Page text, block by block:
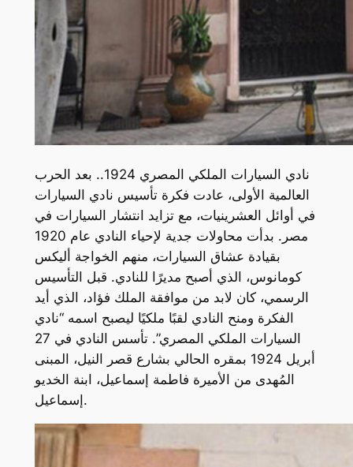
نادي السيارات الملكي المصري 1924.. بعد الحرب
العالمية الأولى، عادت فكرة تأسيس نادي السيارات
في أوائل العشرينيات، مع تزايد انتشار السيارات في
مصر. بدأت محاولات جدية لإحياء النادي عام 1920
بقيادة عشاق السيارات، منهم الخواجة أليكس
كومانوس، الذي أصبح مديرًا للنادي. قبل التأسيس
الرسمي، كان لابد من موافقة الملك فؤاد، الذي أيد
الفكرة ومنح النادي لقبًا ملكيًا ليصبح اسمه “نادي
السيارات الملكي المصري”. تأسس النادي في 27
أبريل 1924 بمقره الحالي بشارع قصر النيل، المبنى
المُهدى من الأميرة فاطمة إسماعيل، ابنة الخديو
إسماعيل.